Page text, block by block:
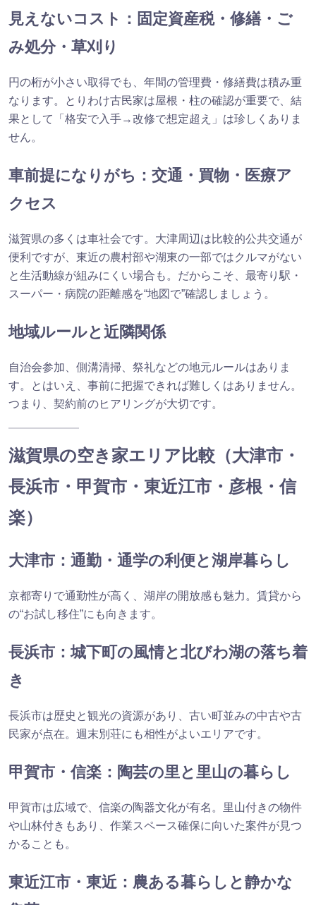
見えないコスト：固定資産税・修繕・ご
み処分・草刈り
円の桁が小さい取得でも、年間の管理費・修繕費は積み重
なります。とりわけ古民家は屋根・柱の確認が重要で、結
果として「格安で入手→改修で想定超え」は珍しくありま
せん。
車前提になりがち：交通・買物・医療ア
クセス
滋賀県の多くは車社会です。大津周辺は比較的公共交通が
便利ですが、東近の農村部や湖東の一部ではクルマがない
と生活動線が組みにくい場合も。だからこそ、最寄り駅・
スーパー・病院の距離感を“地図で”確認しましょう。
地域ルールと近隣関係
自治会参加、側溝清掃、祭礼などの地元ルールはありま
す。とはいえ、事前に把握できれば難しくはありません。
つまり、契約前のヒアリングが大切です。
滋賀県の空き家エリア比較（大津市・
長浜市・甲賀市・東近江市・彦根・信
楽）
大津市：通勤・通学の利便と湖岸暮らし
京都寄りで通勤性が高く、湖岸の開放感も魅力。賃貸から
の“お試し移住”にも向きます。
長浜市：城下町の風情と北びわ湖の落ち着
き
長浜市は歴史と観光の資源があり、古い町並みの中古や古
民家が点在。週末別荘にも相性がよいエリアです。
甲賀市・信楽：陶芸の里と里山の暮らし
甲賀市は広域で、信楽の陶器文化が有名。里山付きの物件
や山林付きもあり、作業スペース確保に向いた案件が見つ
かることも。
東近江市・東近：農ある暮らしと静かな